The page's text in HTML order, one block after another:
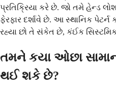
પ્રતિક્રિયા કરે છે. જો તમે હેન્ડ
ફેરફાર દર્શાવે છે. આ સ્થાનિક પેટર્ન
રહ્યા છો તે સંકેત છે, કંઈક
તમને કયા ઓછા
થઈ શકે છે?